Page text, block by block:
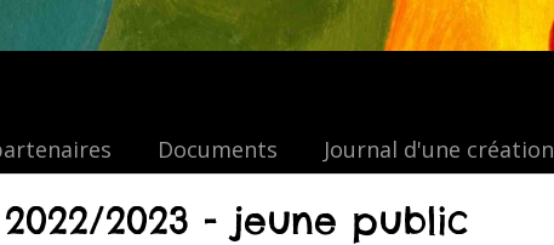
Documents Journal d'une création
2023 - jeune public